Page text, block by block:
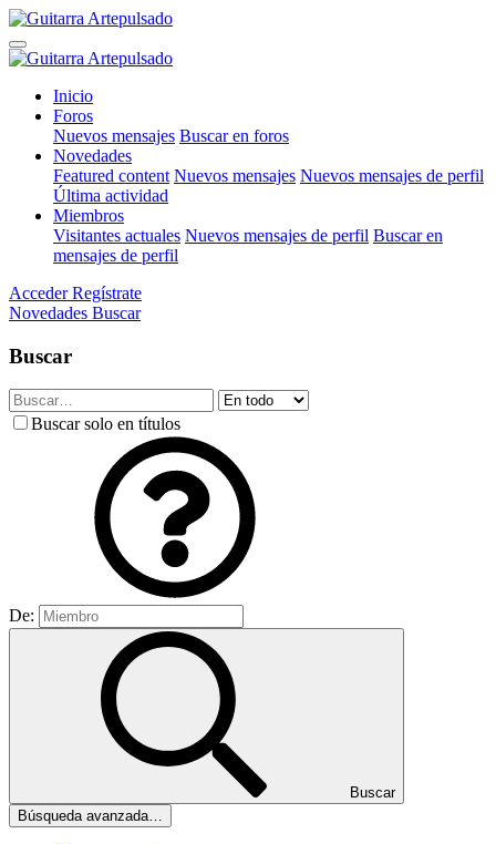
Inicio
Foros
Nuevos mensajes Buscar en foros
Novedades
Featured content Nuevos mensajes Nuevos mensajes de perfil
Última actividad
Miembros
Visitantes actuales Nuevos mensajes de perfil Buscar en
mensajes de perfil
Acceder Regístrate
Novedades Buscar
Buscar
Buscar solo en títulos
De:
Buscar
Búsqueda avanzada…